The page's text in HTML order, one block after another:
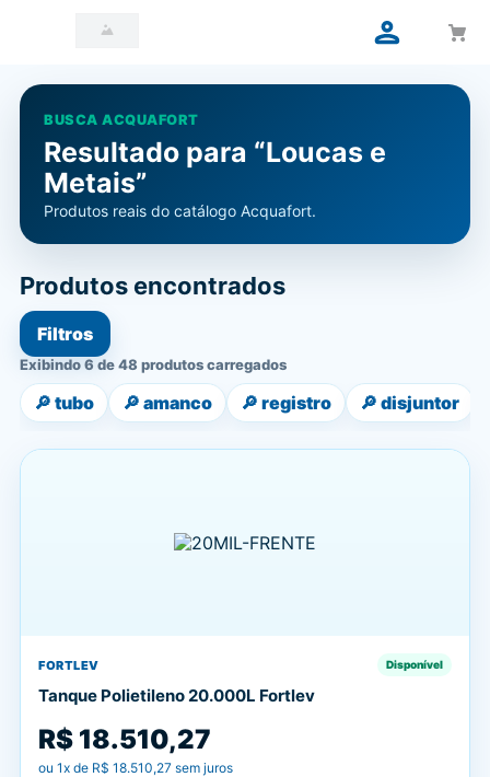
BUSCA ACQUAFORT
Resultado para “Loucas e
Metais”
Produtos reais do catálogo Acquafort.
Produtos encontrados
Filtros
Exibindo 6 de 48 produtos carregados
🔎 tubo 🔎 amanco 🔎 registro 🔎 disjuntor
FORTLEV Disponível
Tanque Polietileno 20.000L Fortlev
R$ 18.510,27
ou 1x de R$ 18.510,27 sem juros